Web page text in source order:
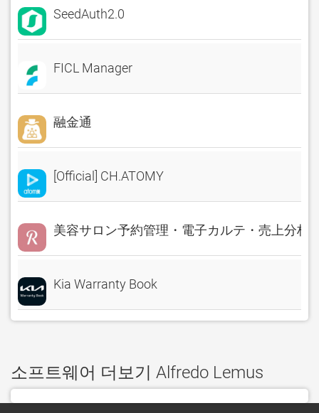
SeedAuth2.0
FICL Manager
融金通
[Official] CH.ATOMY
美容サロン予約管理・電子カルテ・売上分析
Kia Warranty Book
소프트웨어 더보기 Alfredo Lemus